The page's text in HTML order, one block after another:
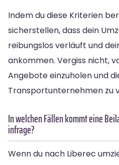
Indem du diese Kriterien
sicherstellen, dass dein
reibungslos verläuft und
ankommen. Vergiss nicht,
Angebote einzuholen und
Transportunternehmen zu
In welchen Fällen kommt eine
infrage?
Wenn du nach Liberec